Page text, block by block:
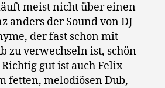
meist nicht über einen
anders der Sound von DJ
der fast schon mit
zu verwechseln ist, schön
gut ist auch Felix
fetten, melodiösen Dub,